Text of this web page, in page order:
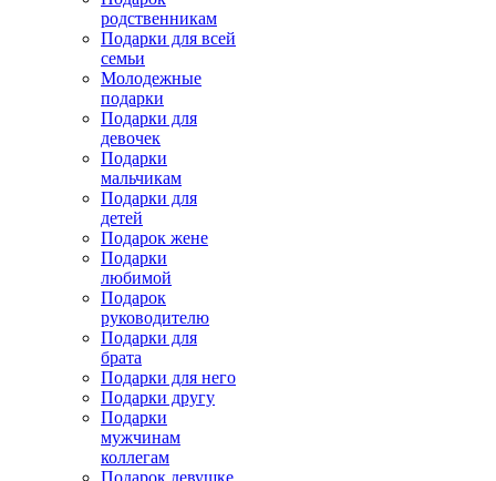
родственникам
Подарки для всей
семьи
Молодежные
подарки
Подарки для
девочек
Подарки
мальчикам
Подарки для
детей
Подарок жене
Подарки
любимой
Подарок
руководителю
Подарки для
брата
Подарки для него
Подарки другу
Подарки
мужчинам
коллегам
Подарок девушке